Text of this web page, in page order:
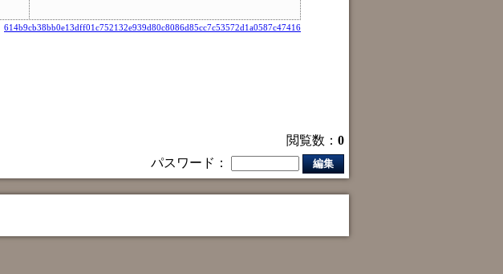
614b9cb38bb0e13dff01c752132e939d80c8086d85cc7c53572d1a0587c47416
閲覧数： 0
パスワード：
編集